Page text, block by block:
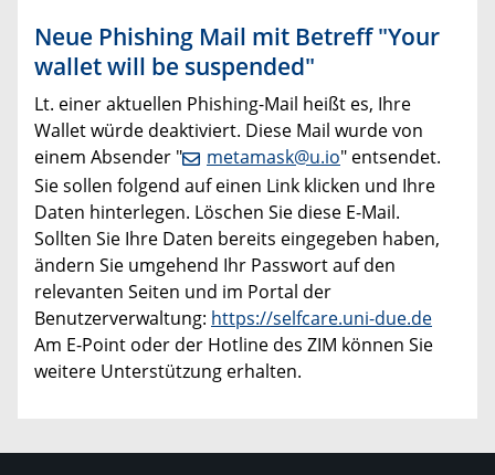
Neue Phishing Mail mit Betreff "Your
wallet will be suspended"
Lt. einer aktuellen Phishing-Mail heißt es, Ihre
Wallet würde deaktiviert. Diese Mail wurde von
einem Absender "
metamask@u.io" entsendet.
Sie sollen folgend auf einen Link klicken und Ihre
Daten hinterlegen. Löschen Sie diese E-Mail.
Sollten Sie Ihre Daten bereits eingegeben haben,
ändern Sie umgehend Ihr Passwort auf den
relevanten Seiten und im Portal der
Benutzerverwaltung: https://selfcare.uni-due.de
Am E-Point oder der Hotline des ZIM können Sie
weitere Unterstützung erhalten.